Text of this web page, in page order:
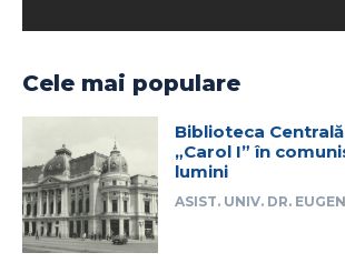
Cele mai populare
Biblioteca
„Carol I” în
lumini
ASIST. UNIV. DR.